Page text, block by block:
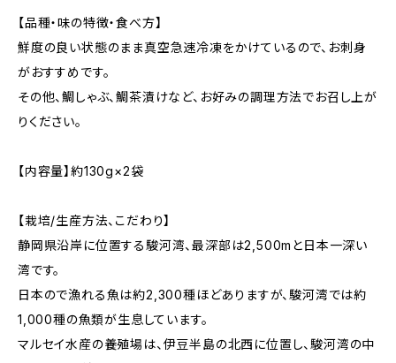
【品種・味の特徴・食べ方】
鮮度の良い状態のまま真空急速冷凍をかけているので、お刺身
がおすすめです。
その他、鯛しゃぶ、鯛茶漬けなど、お好みの調理方法でお召し上が
りください。
【内容量】約130g×2袋
【栽培/生産方法、こだわり】
静岡県沿岸に位置する駿河湾、最深部は2,500mと日本一深い
湾です。
日本ので漁れる魚は約2,300種ほどありますが、駿河湾では約
1,000種の魚類が生息しています。
マルセイ水産の養殖場は、伊豆半島の北西に位置し、駿河湾の中